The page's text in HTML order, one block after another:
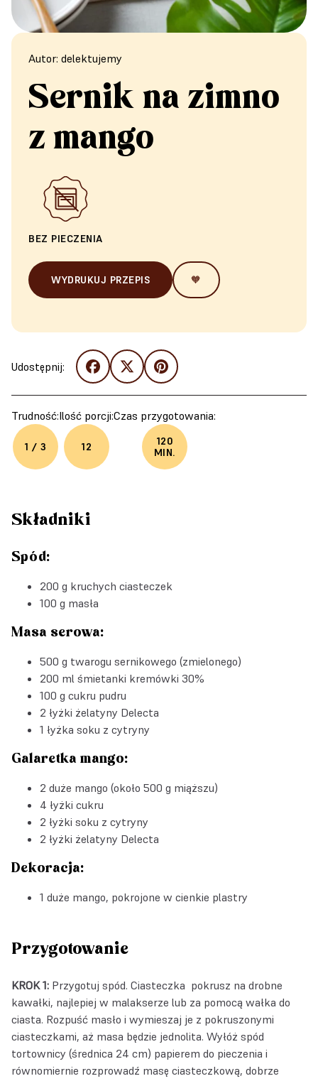
Autor: delektujemy
Sernik na zimno
z mango
BEZ PIECZENIA
WYDRUKUJ PRZEPIS 🧡
Udostępnij:
Trudność:
1 / 3
Ilość porcji:
12
Czas przygotowania:
120
MIN.
Składniki
Spód:
200 g kruchych ciasteczek
100 g masła
Masa serowa:
500 g twarogu sernikowego (zmielonego)
200 ml śmietanki kremówki 30%
100 g cukru pudru
2 łyżki żelatyny Delecta
1 łyżka soku z cytryny
Galaretka mango:
2 duże mango (około 500 g miąższu)
4 łyżki cukru
2 łyżki soku z cytryny
2 łyżki żelatyny Delecta
Dekoracja:
1 duże mango, pokrojone w cienkie plastry
Przygotowanie
KROK 1: Przygotuj spód. Ciasteczka pokrusz na drobne
kawałki, najlepiej w malakserze lub za pomocą wałka do
ciasta. Rozpuść masło i wymieszaj je z pokruszonymi
ciasteczkami, aż masa będzie jednolita. Wyłóż spód
tortownicy (średnica 24 cm) papierem do pieczenia i
równomiernie rozprowadź masę ciasteczkową, dobrze